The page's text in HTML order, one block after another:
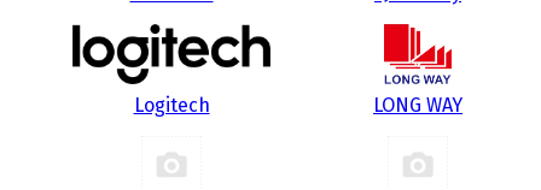
Logitech LONG WAY